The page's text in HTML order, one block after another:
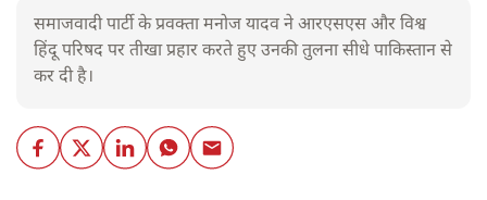
समाजवादी पार्टी के प्रवक्ता मनोज यादव ने आरएसएस और विश्व
हिंदू परिषद पर तीखा प्रहार करते हुए उनकी तुलना सीधे पाकिस्तान से
कर दी है।